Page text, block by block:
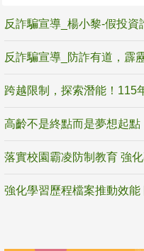
反詐騙宣導_楊小黎-假投資
落實校園霸凌防制教育 強